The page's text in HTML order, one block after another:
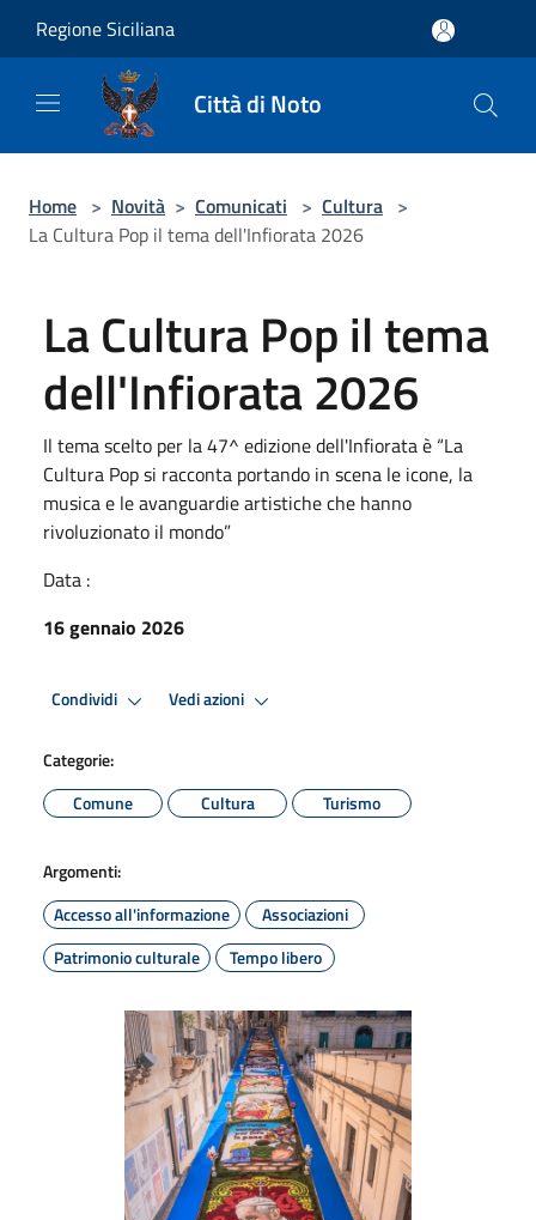
Regione Siciliana
Città di Noto
Home > Novità > Comunicati > Cultura >
La Cultura Pop il tema dell'Infiorata 2026
La Cultura Pop il tema
dell'Infiorata 2026
Il tema scelto per la 47^ edizione dell'Infiorata è “La
Cultura Pop si racconta portando in scena le icone, la
musica e le avanguardie artistiche che hanno
rivoluzionato il mondo”
Data :
16 gennaio 2026
Condividi Vedi azioni
Categorie:
Comune
Cultura Turismo
Argomenti:
Accesso all'informazione
Associazioni
Patrimonio culturale
Tempo libero